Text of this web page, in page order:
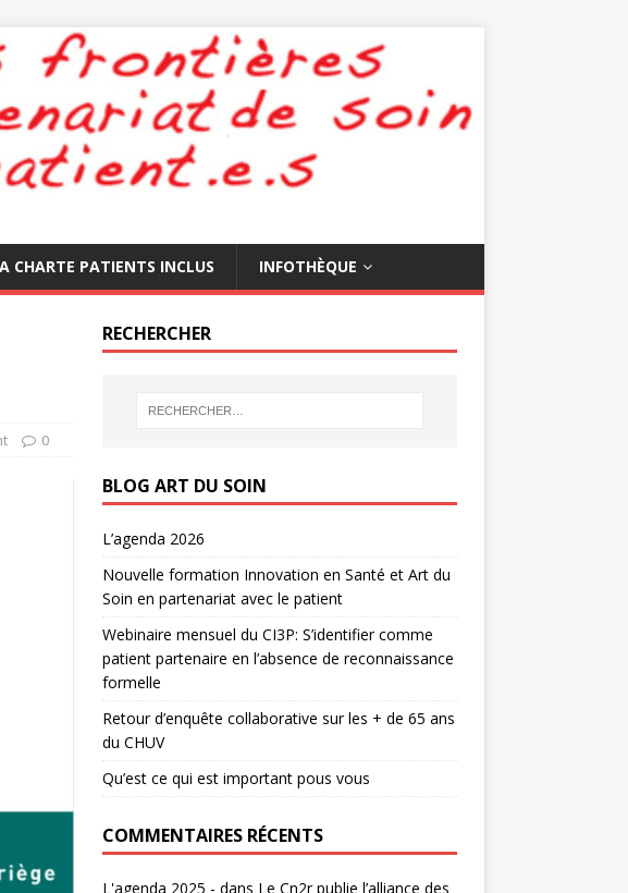
CHARTE PATIENTS INCLUS INFOTHÈQUE
0
RECHERCHER
BLOG ART DU SOIN
L’agenda 2026
Nouvelle formation Innovation en Santé et Art du
Soin en partenariat avec le patient
Webinaire mensuel du CI3P: S’identifier comme
patient partenaire en l’absence de reconnaissance
formelle
Retour d’enquête collaborative sur les + de 65 ans
du CHUV
Qu’est ce qui est important pous vous
COMMENTAIRES RÉCENTS
L'agenda 2025 - dans Le Cn2r publie l’alliance des